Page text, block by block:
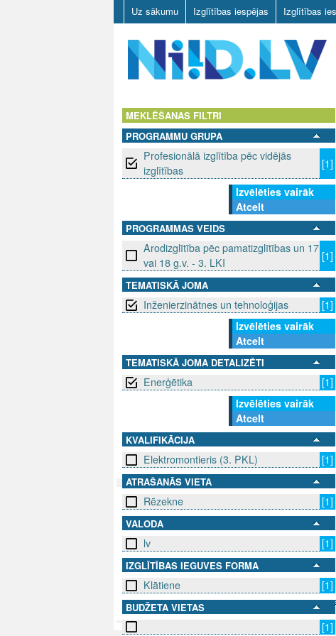
Uz sākumu Izglītības iespējas Izglītības
D
L
MEKLĒŠANAS FILTRI
PROGRAMMU GRUPA
Profesionālā izglītība pēc vidējās
izglītības
[1]
Izvēlēties vairāk
Atcelt
PROGRAMMAS VEIDS
Arodizglītība pēc pamatizglītības un 17
vai 18 g.v. - 3. LKI
[1]
TEMATISKĀ JOMA
Inženierzinātnes un tehnoloģijas
[1]
Izvēlēties vairāk
Atcelt
TEMATISKĀ JOMA DETALIZĒTI
Enerģētika
[1]
Izvēlēties vairāk
Atcelt
KVALIFIKĀCIJA
Elektromontieris (3. PKL) [1]
ATRAŠANĀS VIETA
Rēzekne [1]
VALODA
lv [1]
IZGLĪTĪBAS IEGUVES FORMA
Klātiene [1]
BUDŽETA VIETAS
[1]
SEKO MUMS SAZINIES
© 2025